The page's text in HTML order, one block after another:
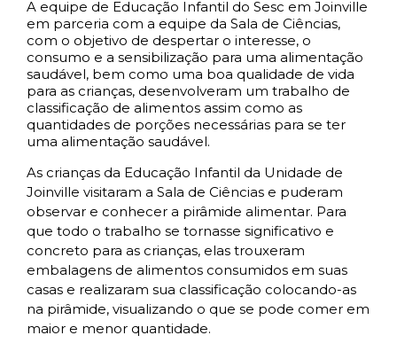
A equipe de Educação Infantil do Sesc em Joinville
em parceria com a equipe da Sala de Ciências,
com o objetivo de despertar o interesse, o
consumo e a sensibilização para uma alimentação
saudável, bem como uma boa qualidade de vida
para as crianças, desenvolveram um trabalho de
classificação de alimentos assim como as
quantidades de porções necessárias para se ter
uma alimentação saudável.
As crianças da Educação Infantil da Unidade de
Joinville visitaram a Sala de Ciências e puderam
observar e conhecer a pirâmide alimentar. Para
que todo o trabalho se tornasse significativo e
concreto para as crianças, elas trouxeram
embalagens de alimentos consumidos em suas
casas e realizaram sua classificação colocando-as
na pirâmide, visualizando o que se pode comer em
maior e menor quantidade.